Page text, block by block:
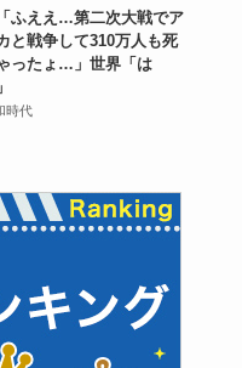
ふええ…第二次大戦でア
と戦争して310万人も死
ったょ…」世界「は
時代